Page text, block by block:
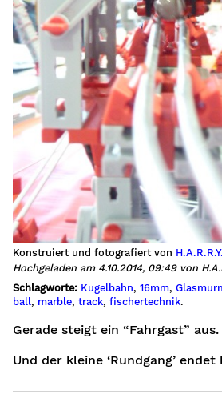
Konstruiert und fotografiert von H.A.R.R.Y.
Hochgeladen am 4.10.2014, 09:49 von
Schlagworte: Kugelbahn, 16mm,
ball, marble, track, fischertechnik.
Gerade steigt ein “Fahrgast” aus.
Und der kleine ‘Rundgang’ endet